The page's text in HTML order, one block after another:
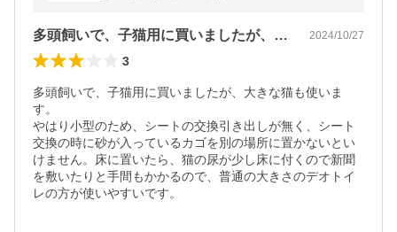
多頭飼いで、子猫用に買いましたが、大き… 2024/10/27
3
多頭飼いで、子猫用に買いましたが、大きな猫も使いま
す。
やはり小型のため、シートの交換引き出しが無く、シート
交換の時に砂が入っているカゴを別の場所に置かないとい
けません。床に置いたら、猫の尿が少し床に付くので新聞
を敷いたりと手間もかかるので、普通の大きさのデオトイ
レの方が使いやすいです。